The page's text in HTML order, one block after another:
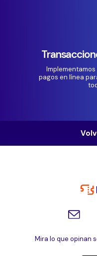
pagos en línea
Mira lo que opinan